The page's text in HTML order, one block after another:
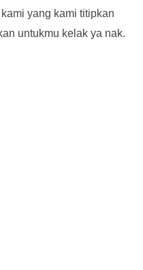
yang kami titipkan
untukmu kelak ya nak.